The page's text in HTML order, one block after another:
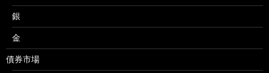
銀
金
債券市場